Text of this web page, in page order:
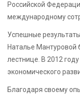
Российской
международному
Успешные
Наталье Мантуровой
лестнице. В 2012
экономического
Благодаря своему